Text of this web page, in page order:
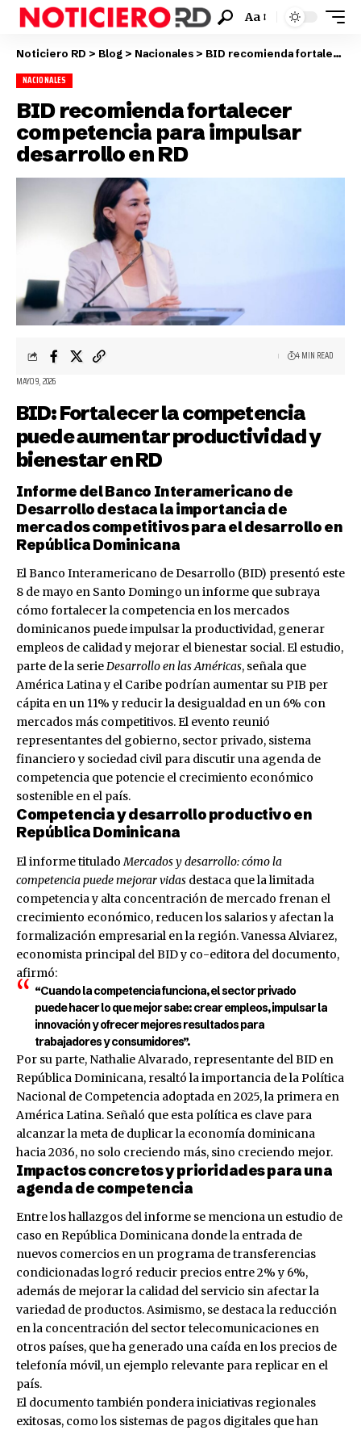
Aa
Noticiero RD > Blog > Nacionales > BID recomienda fortalecer competencia para impulsar desarrollo en RD
NACIONALES
BID recomienda fortalecer
competencia para impulsar
desarrollo en RD
MAYO 9, 2026
4 MIN READ
BID: Fortalecer la competencia
puede aumentar productividad y
bienestar en RD
Informe del Banco Interamericano de
Desarrollo destaca la importancia de
mercados competitivos para el desarrollo en
República Dominicana
El Banco Interamericano de Desarrollo (BID) presentó este
8 de mayo en Santo Domingo un informe que subraya
cómo fortalecer la competencia en los mercados
dominicanos puede impulsar la productividad, generar
empleos de calidad y mejorar el bienestar social. El estudio,
parte de la serieDesarrollo en las Américas, señala que
América Latina y el Caribe podrían aumentar su PIB per
cápita en un 11% y reducir la desigualdad en un 6% con
mercados más competitivos. El evento reunió
representantes del gobierno, sector privado, sistema
financiero y sociedad civil para discutir una agenda de
competencia que potencie el crecimiento económico
sostenible en el país.
Competencia y desarrollo productivo en
República Dominicana
El informe tituladoMercados y desarrollo: cómo la
competencia puede mejorar vidas destaca que la limitada
competencia y alta concentración de mercado frenan el
crecimiento económico, reducen los salarios y afectan la
formalización empresarial en la región. Vanessa Alviarez,
economista principal del BID y co-editora del documento,
afirmó:
“Cuando la competencia funciona, el sector privado
puede hacer lo que mejor sabe: crear empleos, impulsar la
innovación y ofrecer mejores resultados para
trabajadores y consumidores”.
Por su parte, Nathalie Alvarado, representante del BID en
República Dominicana, resaltó la importancia de la Política
Nacional de Competencia adoptada en 2025, la primera en
América Latina. Señaló que esta política es clave para
alcanzar la meta de duplicar la economía dominicana
hacia 2036, no solo creciendo más, sino creciendo mejor.
Impactos concretos y prioridades para una
agenda de competencia
Entre los hallazgos del informe se menciona un estudio de
caso en República Dominicana donde la entrada de
nuevos comercios en un programa de transferencias
condicionadas logró reducir precios entre 2% y 6%,
además de mejorar la calidad del servicio sin afectar la
variedad de productos. Asimismo, se destaca la reducción
en la concentración del sector telecomunicaciones en
otros países, que ha generado una caída en los precios de
telefonía móvil, un ejemplo relevante para replicar en el
país.
El documento también pondera iniciativas regionales
exitosas, como los sistemas de pagos digitales que han